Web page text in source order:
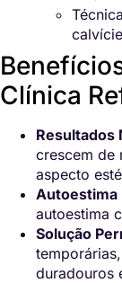
Clínica
Resultados
crescem de
aspecto
Autoestima
autoestima
Solução
duradouros